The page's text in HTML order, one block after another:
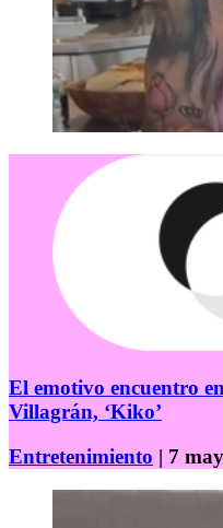
El emotivo encuentro
Villagrán, ‘Kiko’
Entretenimiento | 7